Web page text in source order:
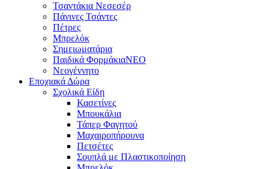
Τσαντάκια Νεσεσέρ
Πάνινες Τσάντες
Πέτρες
Μπρελόκ
Σημειωματάρια
Παιδικά ΦορμάκιαNEO
Νεογέννητο
Εποχιακά Δώρα
Σχολικά Είδη
Κασετίνες
Μπουκάλια
Τάπερ Φαγητού
Μαχαιροπήρουνα
Πετσέτες
Σουπλά με Πλαστικοποίηση